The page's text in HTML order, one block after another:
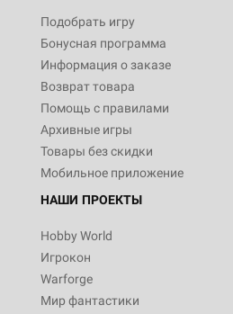
Подобрать игру
Бонусная программа
Информация о заказе
Возврат товара
Помощь с правилами
Архивные игры
Товары без скидки
Мобильное приложение
НАШИ ПРОЕКТЫ
Hobby World
Игрокон
Warforge
Мир фантастики